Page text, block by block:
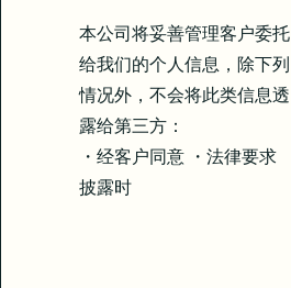
本公司将妥善管理客户委托
给我们的个人信息，除下列
情况外，不会将此类信息透
露给第三方：
・经客户同意 ・法律要求
披露时